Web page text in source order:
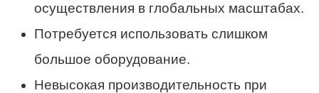
осуществления в глобальных масштабах.
Потребуется использовать слишком
большое оборудование.
Невысокая производительность при